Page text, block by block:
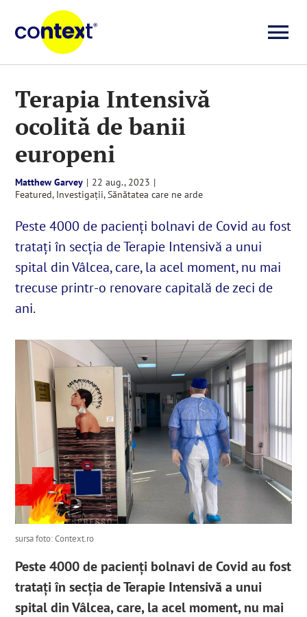
content
Știri
Explicative
Video
Despre noi
English
SUSȚINE
Cautare...
Terapia Intensivă
ocolită de banii
europeni
Matthew Garvey | 22 aug., 2023 |
Featured, Investigații,Sănătatea care ne arde
Peste 4000 de pacienți bolnavi de Covid au fost
tratați în secția de Terapie Intensivă a unui
spital din Vâlcea, care, la acel moment, nu mai
trecuse printr-o renovare capitală de zeci de
ani.
sursa foto: Context.ro
Peste 4000 de pacienți bolnavi de Covid au fost
tratați în secția de Terapie Intensivă a unui
spital din Vâlcea, care, la acel moment, nu mai